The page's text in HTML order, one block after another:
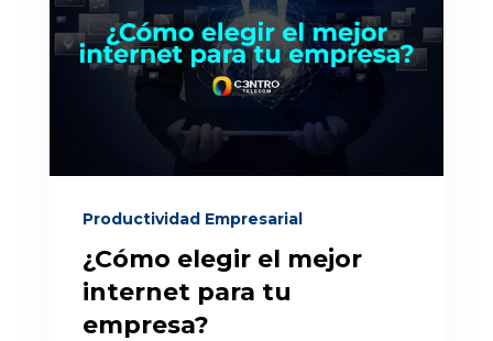
Productividad Empresarial
¿Cómo elegir el mejor
internet para tu
empresa?